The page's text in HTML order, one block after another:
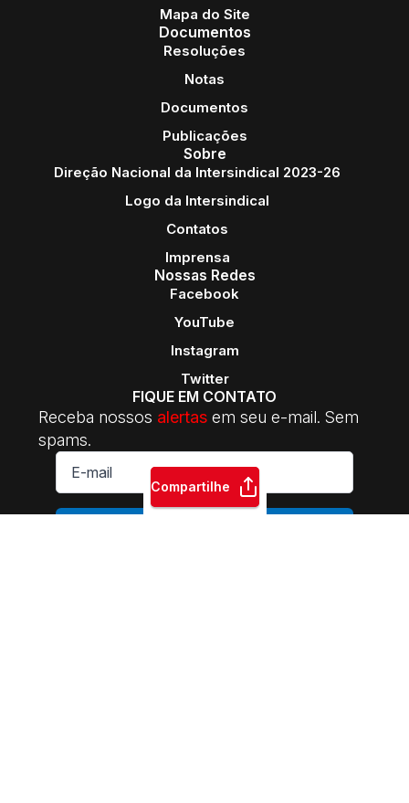
Compartilhe
Mapa do Site
Documentos
Resoluções
Notas
Documentos
Publicações
Sobre
Direção Nacional da Intersindical 2023-26
Logo da Intersindical
Contatos
Imprensa
Nossas Redes
Facebook
YouTube
Instagram
Twitter
FIQUE EM CONTATO
Receba nossos alertas em seu e-mail. Sem
spams.
E-
mail
*